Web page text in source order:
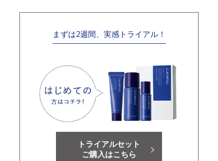
まずは2週間、実感トライアル！
トライアルセット
ご購入はこちら